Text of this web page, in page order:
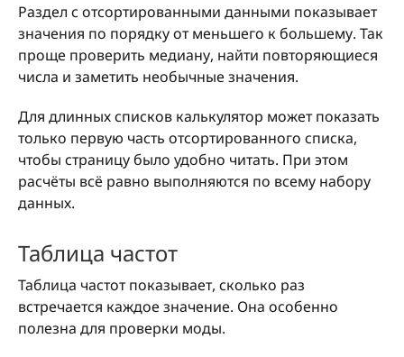
Раздел с отсортированными данными показывает
значения по порядку от меньшего к большему. Так
проще проверить медиану, найти повторяющиеся
числа и заметить необычные значения.
Для длинных списков калькулятор может показать
только первую часть отсортированного списка,
чтобы страницу было удобно читать. При этом
расчёты всё равно выполняются по всему набору
данных.
Таблица частот
Таблица частот показывает, сколько раз
встречается каждое значение. Она особенно
полезна для проверки моды.